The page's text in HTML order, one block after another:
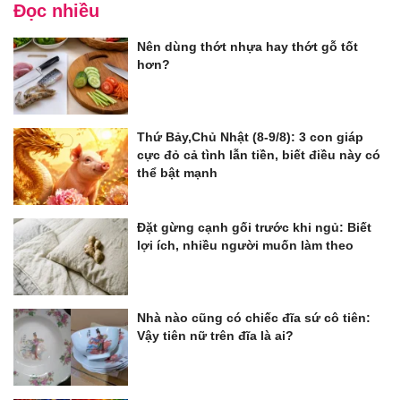
Đọc nhiều
Nên dùng thớt nhựa hay thớt gỗ tốt
hơn?
Thứ Bảy,Chủ Nhật (8-9/8): 3 con giáp
cực đỏ cả tình lẫn tiền, biết điều này có
thể bật mạnh
Đặt gừng cạnh gối trước khi ngủ: Biết
lợi ích, nhiều người muốn làm theo
Nhà nào cũng có chiếc đĩa sứ cô tiên:
Vậy tiên nữ trên đĩa là ai?